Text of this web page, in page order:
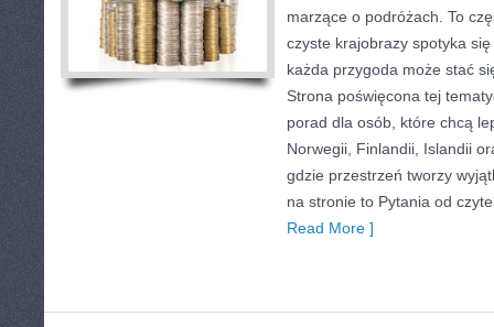
marzące o podróżach. To
czyste krajobrazy spotyka
każda przygoda może stać
Strona poświęcona tej
porad dla osób, które chcą
Norwegii, Finlandii, Islandii
gdzie przestrzeń tworzy
na stronie to Pytania od
Read More ]